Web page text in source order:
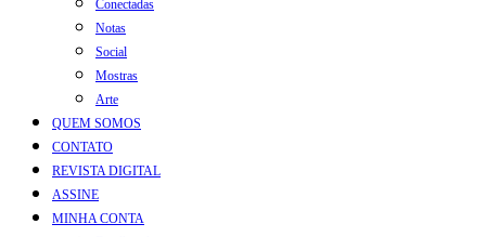
Conectadas
Notas
Social
Mostras
Arte
QUEM SOMOS
CONTATO
REVISTA DIGITAL
ASSINE
MINHA CONTA